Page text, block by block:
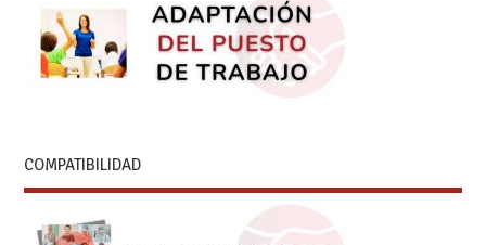
COMPATIBILIDAD